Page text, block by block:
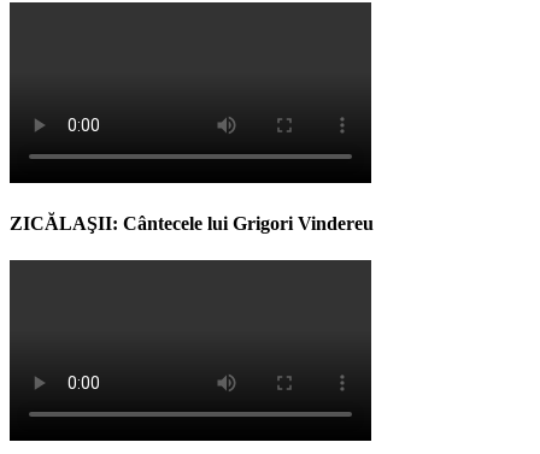
ZICĂLAŞII: Cântecele lui Grigori Vindereu